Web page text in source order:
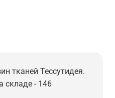
тканей Тессутидея.
складе - 146